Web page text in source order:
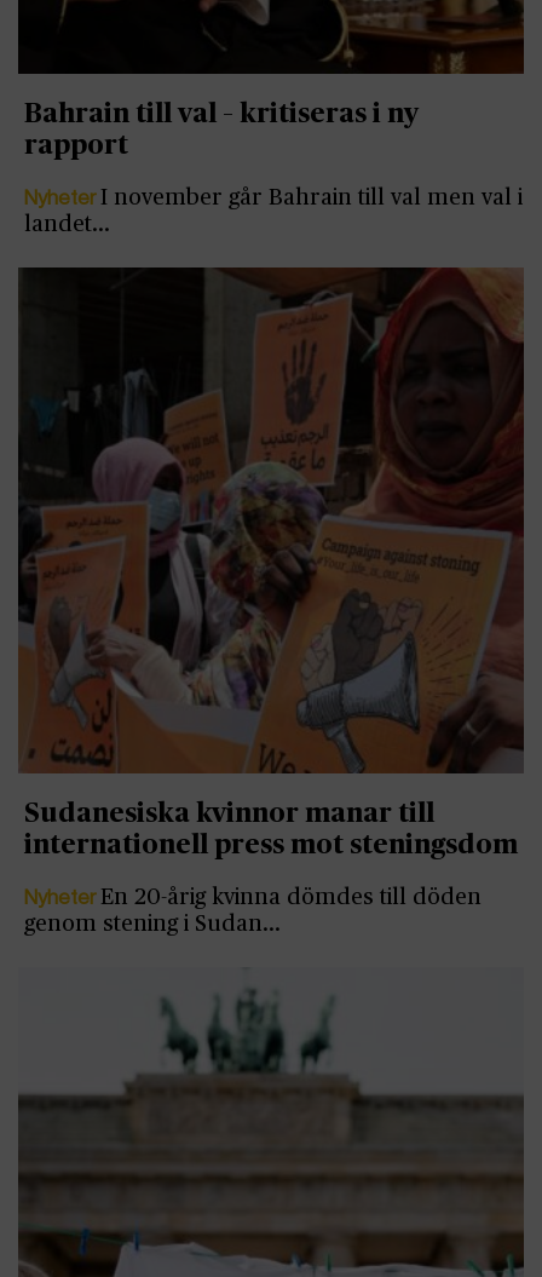
Bahrain till val – kritiseras i ny
rapport
NyheterI november går Bahrain till val men val i
landet…
Sudanesiska kvinnor manar till
internationell press mot steningsdom
Nyheter En 20-årig kvinna dömdes till döden
genom stening i Sudan…